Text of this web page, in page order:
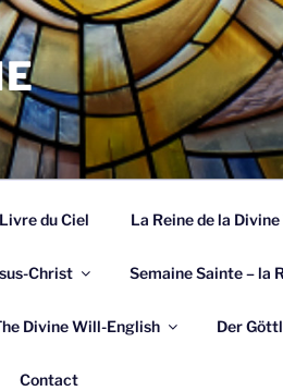
du Ciel La Reine de la
Christ Semaine Sainte – la
Divine Will-English Der
Contact